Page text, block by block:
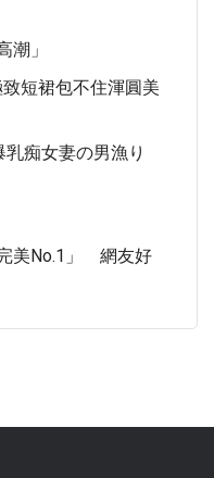
潮」
短裙包不住渾圓美
乳痴女妻の男漁り
美No.1」 網友好